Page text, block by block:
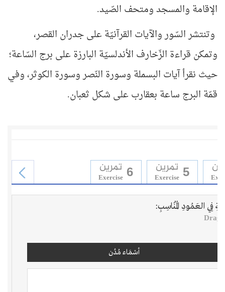
الإقامة والمسجد ومتحف الصّيد.
وتنتشر السّور والآيات القرآنيّة على جدران القصر،
وتمكن قراءة الزّخارف الأندلسيّة البارزة على برج السّاعة؛
حيث نقرأ آيات البسملة وسورة النّصر وسورة الكوثر، وفي
قمّة البرج ساعة بعقارب على شكل ثعبان.